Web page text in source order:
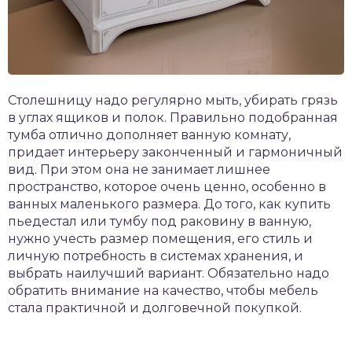
Столешницу надо регулярно мыть, убирать грязь
в углах ящиков и полок. Правильно подобранная
тумба отлично дополняет ванную комнату,
придает интерьеру законченный и гармоничный
вид. При этом она не занимает лишнее
пространство, которое очень ценно, особенно в
ванных маленького размера. До того, как купить
пьедестал или тумбу под раковину в ванную,
нужно учесть размер помещения, его стиль и
личную потребность в системах хранения, и
выбрать наилучший вариант. Обязательно надо
обратить внимание на качество, чтобы мебель
стала практичной и долговечной покупкой.